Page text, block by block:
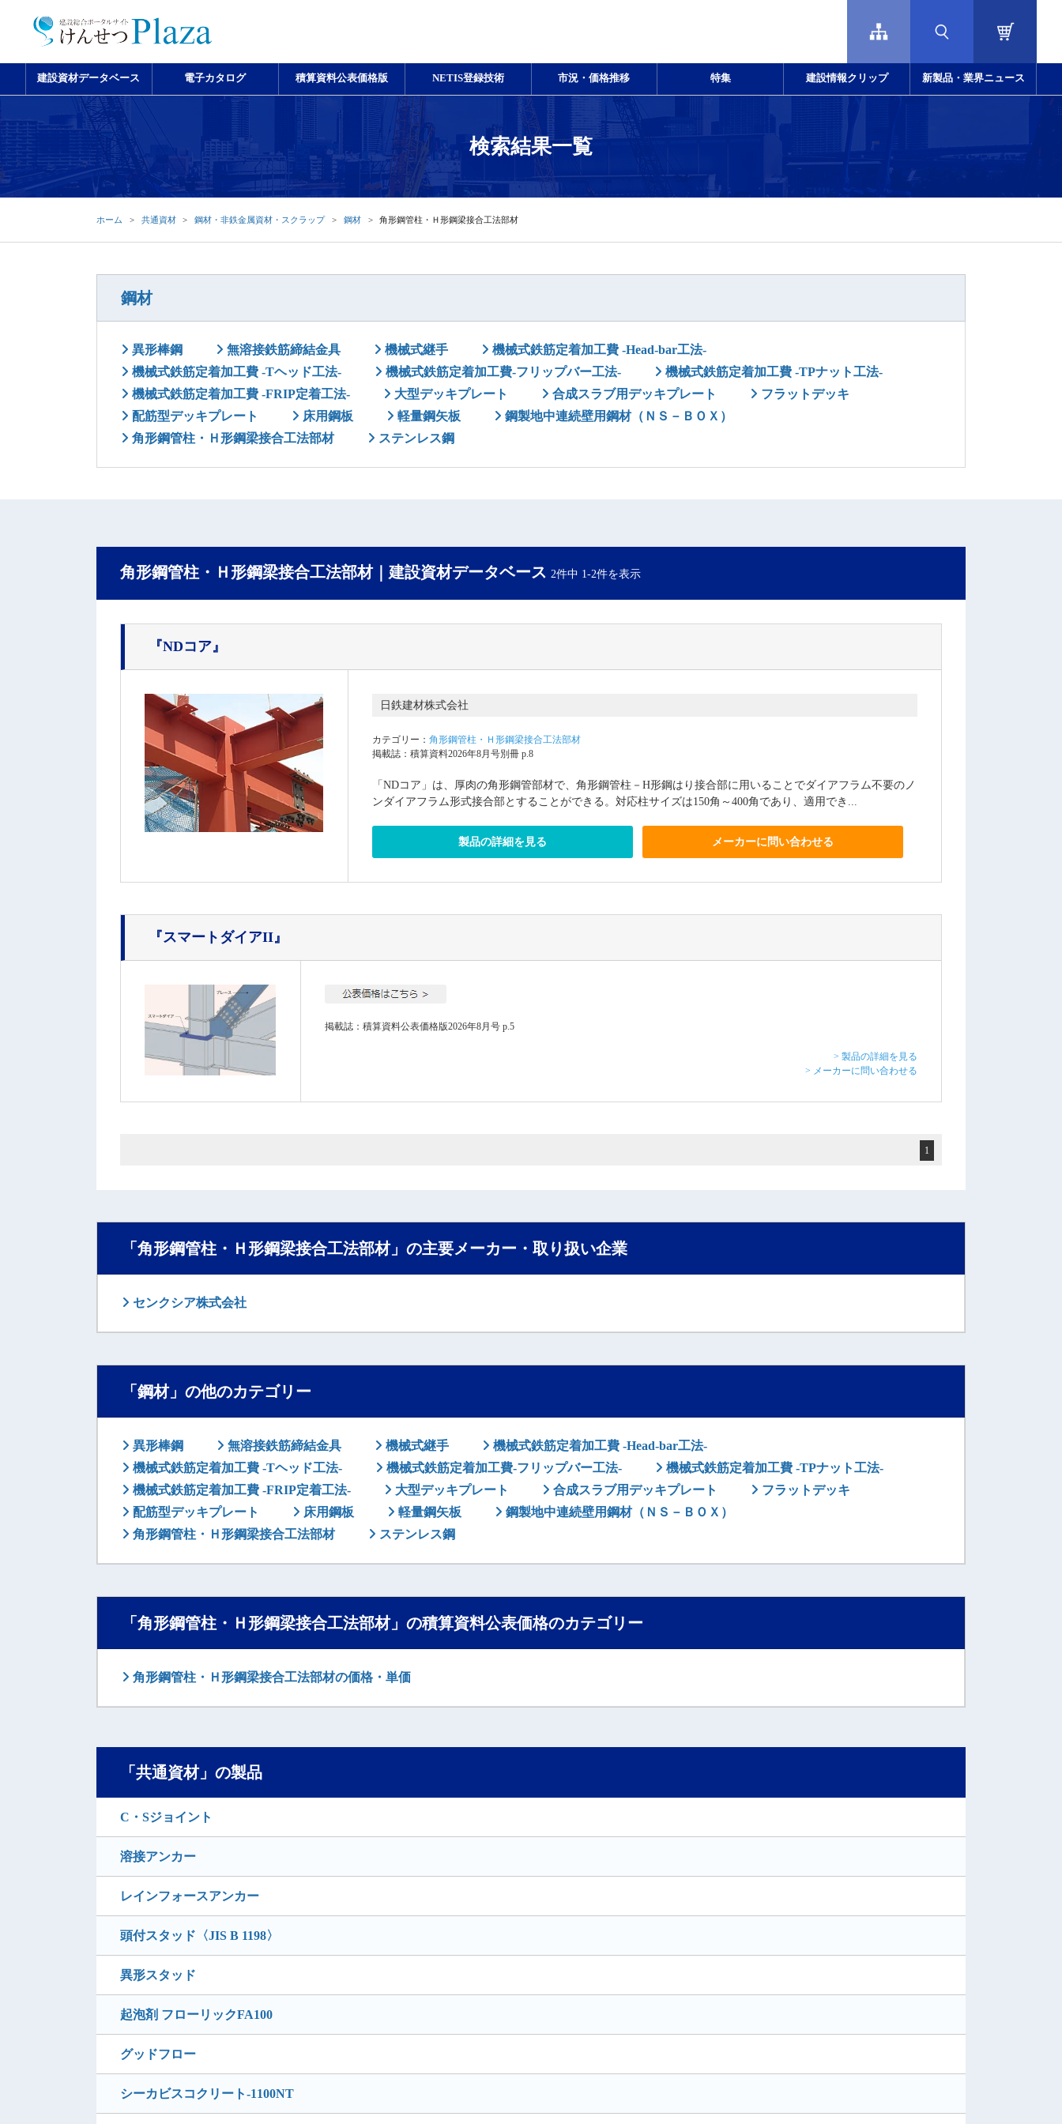
建設資材データベース 電子カタログ 積算資料公表価格版 NETIS登録技術 市況・価格推移 特集 建設情報クリップ 新製品・業界ニュース
検索結果一覧
ホーム 共通資材 鋼材・非鉄金属資材・スクラップ 鋼材 角形鋼管柱・Ｈ形鋼梁接合工法部材
鋼材
異形棒鋼 無溶接鉄筋締結金具 機械式継手
機械式鉄筋定着加工費 -Head-bar工法-
機械式鉄筋定着加工費 -Tヘッド工法-
機械式鉄筋定着加工費-フリップバー工法-
機械式鉄筋定着加工費 -TPナット工法-
機械式鉄筋定着加工費 -FRIP定着工法-
大型デッキプレート 合成スラブ用デッキプレート
フラットデッキ
配筋型デッキプレート
床用鋼板 軽量鋼矢板
鋼製地中連続壁用鋼材（ＮＳ－ＢＯＸ）
角形鋼管柱・Ｈ形鋼梁接合工法部材
ステンレス鋼
角形鋼管柱・Ｈ形鋼梁接合工法部材｜建設資材データベース 2件中 1-2件を表示
『NDコア』
日鉄建材株式会社
カテゴリー： 角形鋼管柱・Ｈ形鋼梁接合工法部材
掲載誌：積算資料2026年8月号別冊 p.8
「NDコア」は、厚肉の角形鋼管部材で、角形鋼管柱－H形鋼はり接合部に用いることでダイアフラム不要のノ
ンダイアフラム形式接合部とすることができる。対応柱サイズは150角～400角であり、適用でき...
製品の詳細を見る メーカーに問い合わせる
『スマートダイアII』
掲載誌：積算資料公表価格版2026年8月号 p.5
> 製品の詳細を見る
> メーカーに問い合わせる
1
「角形鋼管柱・Ｈ形鋼梁接合工法部材」の主要メーカー・取り扱い企業
センクシア株式会社
「鋼材」の他のカテゴリー
異形棒鋼 無溶接鉄筋締結金具 機械式継手
機械式鉄筋定着加工費 -Head-bar工法-
機械式鉄筋定着加工費 -Tヘッド工法-
機械式鉄筋定着加工費-フリップバー工法-
機械式鉄筋定着加工費 -TPナット工法-
機械式鉄筋定着加工費 -FRIP定着工法-
大型デッキプレート 合成スラブ用デッキプレート
フラットデッキ
配筋型デッキプレート
床用鋼板 軽量鋼矢板
鋼製地中連続壁用鋼材（ＮＳ－ＢＯＸ）
角形鋼管柱・Ｈ形鋼梁接合工法部材
ステンレス鋼
「角形鋼管柱・Ｈ形鋼梁接合工法部材」の積算資料公表価格のカテゴリー
角形鋼管柱・Ｈ形鋼梁接合工法部材の価格・単価
「共通資材」の製品
C・Sジョイント
溶接アンカー
レインフォースアンカー
頭付スタッド〈JIS B 1198〉
異形スタッド
起泡剤 フローリックFA100
グッドフロー
シーカビスコクリート-1100NT